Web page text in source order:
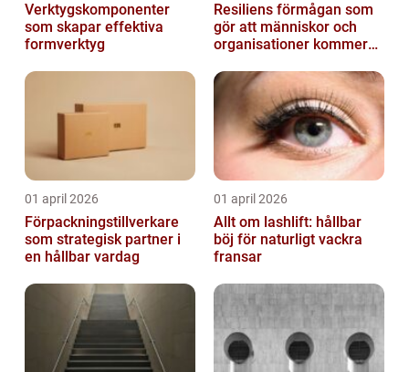
Verktygskomponenter
som skapar effektiva
formverktyg
Resiliens förmågan som
gör att människor och
organisationer kommer
01 april 2026
Förpackningstillverkare
som strategisk partner i
en hållbar vardag
01 april 2026
Allt om lashlift: hållbar
böj för naturligt vackra
fransar